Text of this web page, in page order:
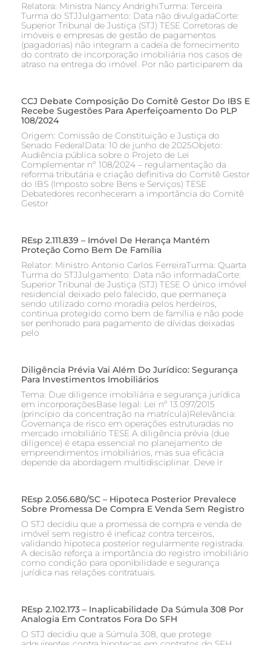
Relatora: Ministra Nancy AndrighiTurma: Terceira
Turma do STJJulgamento: Data não divulgadaCorte:
Superior Tribunal de Justiça (STJ) TESE Corretoras de
imóveis e empresas de gestão de pagamentos
(pagadorias) não integram a cadeia de fornecimento
do contrato de incorporação imobiliária nos casos de
atraso na entrega do imóvel. Por não participarem da
CCJ Debate Composição Do Comitê Gestor Do IBS E
Recebe Sugestões Para Aperfeiçoamento Do PLP
108/2024
Origem: Comissão de Constituição e Justiça do
Senado FederalData: 10 de junho de 2025Objeto:
Audiência pública sobre o Projeto de Lei
Complementar nº 108/2024 – regulamentação da
reforma tributária e criação definitiva do Comitê Gestor
do IBS (Imposto sobre Bens e Serviços) TESE
Debatedores reconheceram a importância do Comitê
Gestor
REsp 2.111.839 – Imóvel De Herança Mantém
Proteção Como Bem De Família
Relator: Ministro Antonio Carlos FerreiraTurma: Quarta
Turma do STJJulgamento: Data não informadaCorte:
Superior Tribunal de Justiça (STJ) TESE O único imóvel
residencial deixado pelo falecido, que permaneça
sendo utilizado como moradia pelos herdeiros,
continua protegido como bem de família e não pode
ser penhorado para pagamento de dívidas deixadas
pelo
Diligência Prévia Vai Além Do Jurídico: Segurança
Para Investimentos Imobiliários
Tema: Due diligence imobiliária e segurança jurídica
em incorporaçõesBase legal: Lei nº 13.097/2015
(princípio da concentração na matrícula)Relevância:
Governança de risco em operações estruturadas no
mercado imobiliário TESE A diligência prévia (due
diligence) é etapa essencial no planejamento de
empreendimentos imobiliários, mas sua eficácia
depende da abordagem multidisciplinar. Deve ir
REsp 2.056.680/SC – Hipoteca Posterior Prevalece
Sobre Promessa De Compra E Venda Sem Registro
O STJ decidiu que a promessa de compra e venda de
imóvel sem registro é ineficaz contra terceiros,
validando hipoteca posterior regularmente registrada.
A decisão reforça a importância do registro imobiliário
como condição para oponibilidade e segurança
jurídica nas relações contratuais.
REsp 2.102.173 – Inaplicabilidade Da Súmula 308 Por
Analogia Em Contratos Fora Do SFH
O STJ decidiu que a Súmula 308, que protege